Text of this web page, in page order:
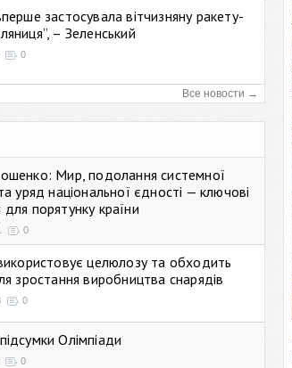
застосувала вітчизняну ракету-
– Зеленський
0
Все новости →
Мир, подолання системної
уряд національної єдності — ключові
порятунку країни
0
целюлозу та обходить
зростання виробництва снарядів
0
Олімпіади
0